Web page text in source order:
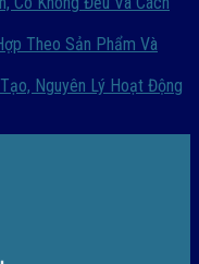
Theo Sản Phẩm Và
Nguyên Lý Hoạt Động